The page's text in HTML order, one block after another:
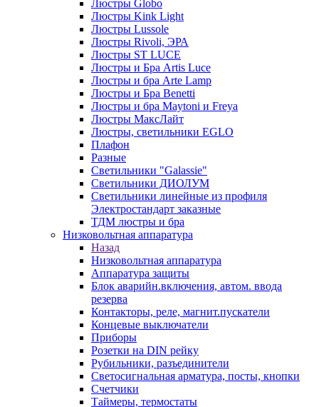
Люстры Globo
Люстры Kink Light
Люстры Lussole
Люстры Rivoli, ЭРА
Люстры ST LUCE
Люстры и Бра Artis Luce
Люстры и бра Arte Lamp
Люстры и Бра Benetti
Люстры и бра Maytoni и Freya
Люстры МаксЛайт
Люстры, светильники EGLO
Плафон
Разные
Светильники "Galassie"
Светильники ДИОЛУМ
Светильники линейные из профиля
Электростандарт заказные
ТДМ люстры и бра
Низковольтная аппаратура
Назад
Низковольтная аппаратура
Аппаратура защиты
Блок аварийн.включения, автом. ввода
резерва
Контакторы, реле, магнит.пускатели
Концевые выключатели
Приборы
Розетки на DIN рейку
Рубильники, разъединители
Светосигнальная арматура, посты, кнопки
Счетчики
Таймеры, термостаты